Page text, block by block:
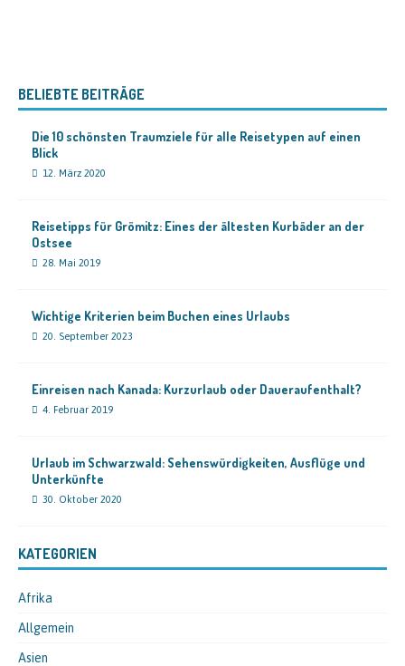
BELIEBTE BEITRÄGE
Die 10 schönsten Traumziele für alle Reisetypen auf einen
Blick
12. März 2020
Reisetipps für Grömitz: Eines der ältesten Kurbäder an der
Ostsee
28. Mai 2019
Wichtige Kriterien beim Buchen eines Urlaubs
20. September 2023
Einreisen nach Kanada: Kurzurlaub oder Daueraufenthalt?
4. Februar 2019
Urlaub im Schwarzwald: Sehenswürdigkeiten, Ausflüge und
Unterkünfte
30. Oktober 2020
KATEGORIEN
Afrika
Allgemein
Asien